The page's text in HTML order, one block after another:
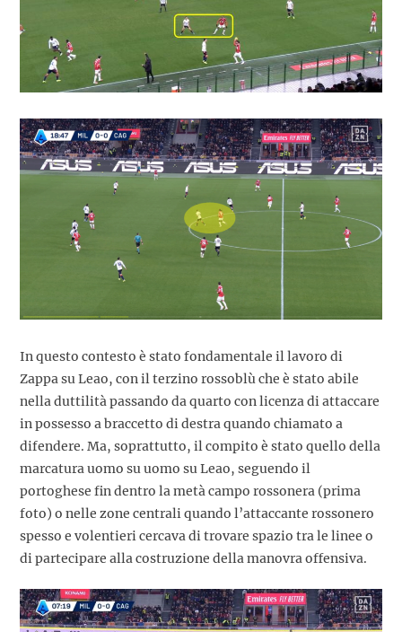
In questo contesto è stato fondamentale il lavoro di
Zappa su Leao, con il terzino rossoblù che è stato abile
nella duttilità passando da quarto con licenza di attaccare
in possesso a braccetto di destra quando chiamato a
difendere. Ma, soprattutto, il compito è stato quello della
marcatura uomo su uomo su Leao, seguendo il
portoghese fin dentro la metà campo rossonera (prima
foto) o nelle zone centrali quando l’attaccante rossonero
spesso e volentieri cercava di trovare spazio tra le linee o
di partecipare alla costruzione della manovra offensiva.